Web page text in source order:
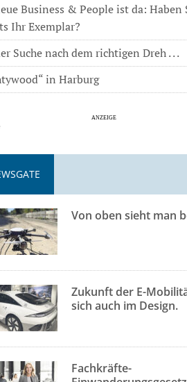
Business & People ist da: Haben
Ihr Exemplar?
Suche nach dem richtigen Dreh . . .
in Harburg
Von oben sieht man
Zukunft der E-
sich auch im Design.
Fachkräfte-